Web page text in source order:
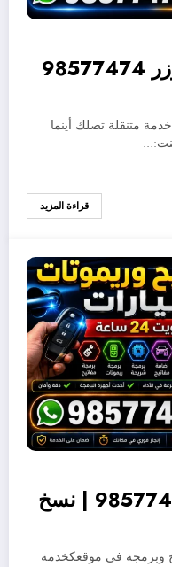
كهربائي سيارات لاندكروزر 98577474
متنقلة تصلك أينما
قراءة المزيد
مفاتيح سيارات تريل 98577474 | نسخ
وبرمجة في موقعكخدمة